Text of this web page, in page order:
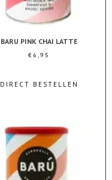
BARU PINK CHAI LATTE
€6,95
DIRECT BESTELLEN